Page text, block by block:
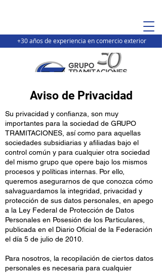
+30 años de experiencia en comercio exterior
Aviso de Privacidad
Su privacidad y confianza, son muy
importantes para la sociedad de GRUPO
TRAMITACIONES, así como para aquellas
sociedades subsidiarias y afiliadas bajo el
control común y para cualquier otra sociedad
del mismo grupo que opere bajo los mismos
procesos y políticas internas. Por ello,
queremos asegurarnos de que conozca cómo
salvaguardamos la integridad, privacidad y
protección de sus datos personales, en apego
a la Ley Federal de Protección de Datos
Personales en Posesión de los Particulares,
publicada en el Diario Oficial de la Federación
el día 5 de julio de 2010.
Para nosotros, la recopilación de ciertos datos
personales es necesaria para cualquier